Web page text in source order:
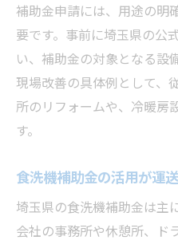
補助金申請には、用途の明
要です。事前に埼玉県の公
い、補助金の対象となる設
現場改善の具体例として、
所のリフォームや、冷暖房
す。
食洗機補助金の活用が運
埼玉県の食洗機補助金は主
会社の事務所や休憩所、ド